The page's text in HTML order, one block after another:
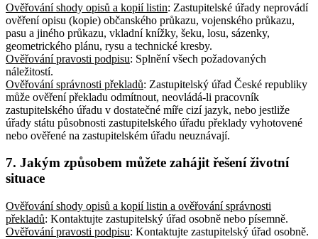
Ověřování shody opisů a kopií listin: Zastupitelské úřady neprovádí
ověření opisu (kopie) občanského průkazu, vojenského průkazu,
pasu a jiného průkazu, vkladní knížky, šeku, losu, sázenky,
geometrického plánu, rysu a technické kresby.
Ověřování pravosti podpisu: Splnění všech požadovaných
náležitostí.
Ověřování správnosti překladů: Zastupitelský úřad České republiky
může ověření překladu odmítnout, neovládá-li pracovník
zastupitelského úřadu v dostatečné míře cizí jazyk, nebo jestliže
úřady státu působnosti zastupitelského úřadu překlady vyhotovené
nebo ověřené na zastupitelském úřadu neuznávají.
7. Jakým způsobem můžete zahájit řešení životní
situace
Ověřování shody opisů a kopií listin a ověřování správnosti
překladů: Kontaktujte zastupitelský úřad osobně nebo písemně.
Ověřování pravosti podpisu: Kontaktujte zastupitelský úřad osobně.